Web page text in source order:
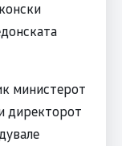
министерот
директорот